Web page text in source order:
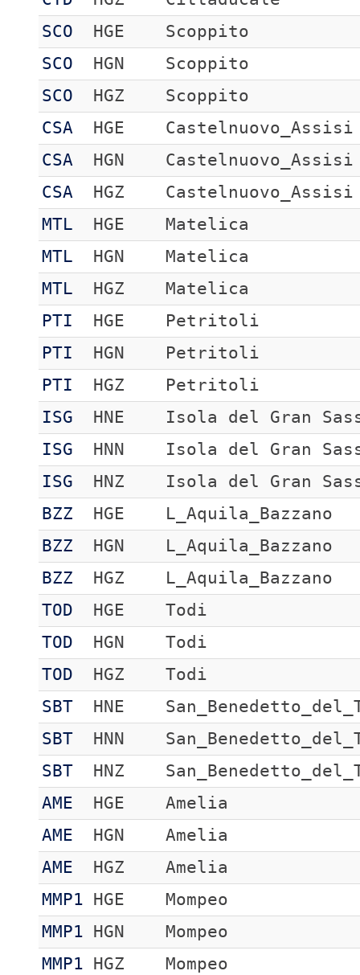
SCO
HGE
Scoppito
SCO
HGN
Scoppito
SCO
HGZ
Scoppito
CSA
HGE
Castelnuovo_Assisi
CSA
HGN
Castelnuovo_Assisi
CSA
HGZ
Castelnuovo_Assisi
MTL
HGE
Matelica
MTL
HGN
Matelica
MTL
HGZ
Matelica
PTI
HGE
Petritoli
PTI
HGN
Petritoli
PTI
HGZ
Petritoli
ISG
HNE
Isola del Gran
ISG
HNN
Isola del Gran
ISG
HNZ
Isola del Gran
BZZ
HGE
L_Aquila_Bazzano
BZZ
HGN
L_Aquila_Bazzano
BZZ
HGZ
L_Aquila_Bazzano
TOD
HGE
Todi
TOD
HGN
Todi
TOD
HGZ
Todi
SBT
HNE
SBT
HNN
SBT
HNZ
AME
HGE
Amelia
AME
HGN
Amelia
AME
HGZ
Amelia
MMP1
HGE
Mompeo
MMP1
HGN
Mompeo
MMP1
HGZ
Mompeo